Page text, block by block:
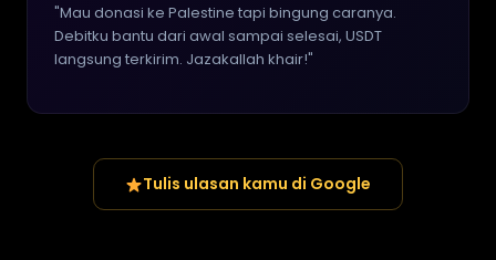
"Mau donasi ke Palestine tapi bingung caranya.
Debitku bantu dari awal sampai selesai, USDT
langsung terkirim. Jazakallah khair!"
Tulis ulasan kamu di Google